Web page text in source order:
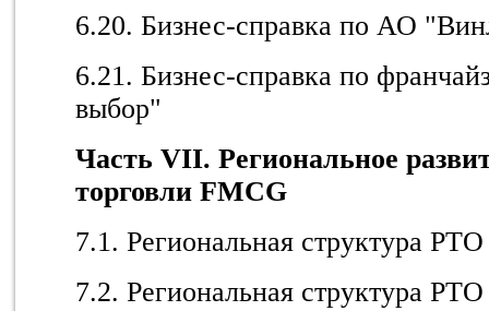
6.20. Бизнес-справка по АО
6.21. Бизнес-справка по
выбор"
Часть VII. Региональное
торговли FMCG
7.1. Региональная структура РТО
7.2. Региональная структура